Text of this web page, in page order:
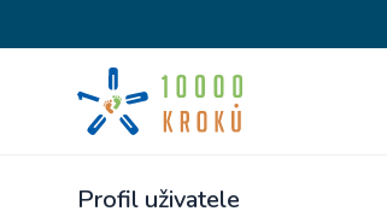
Profil uživatele